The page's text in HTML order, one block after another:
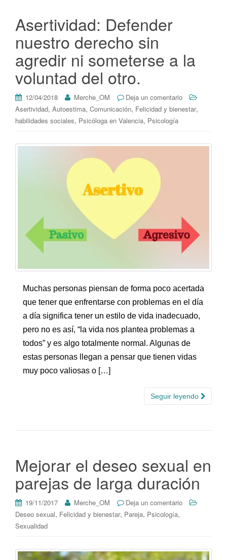
Asertividad: Defender
nuestro derecho sin
agredir ni someterse a la
voluntad del otro.
12/04/2018 Merche_OM
Deja un comentario
Asertividad, Autoestima, Comunicación, Felicidad y bienestar,
habilidades sociales, Psicóloga en Valencia, Psicología
Muchas personas piensan de forma poco acertada
que tener que enfrentarse con problemas en el día
a día significa tener un estilo de vida inadecuado,
pero no es así, “la vida nos plantea problemas a
todos” y es algo totalmente normal. Algunas de
estas personas llegan a pensar que tienen vidas
muy poco valiosas o […]
Seguir leyendo
Mejorar el deseo sexual en
parejas de larga duración
19/11/2017 Merche_OM
Deja un comentario
Deseo sexual, Felicidad y bienestar, Pareja, Psicología,
Sexualidad